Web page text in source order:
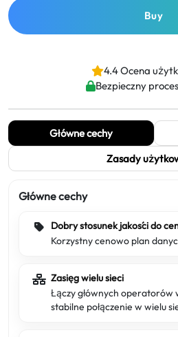
Buy
4.4 Ocena
Bezpieczny
Główne cechy
Zasady
Główne cechy
Dobry stosunek jakości do
Korzystny cenowo plan
Zasięg wielu sieci
Łączy głównych operatorów
stabilne połączenie w wielu